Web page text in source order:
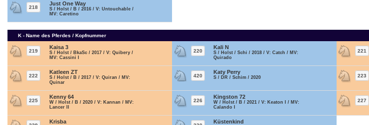
218
Just One Way
S / Holst / B / 2016 / V: Untouchable /
MV: Caretino
K - Name des Pferdes / Kopfnummer
219
Kaisa 3
S / Holst / BkaSc / 2017 / V: Quibery /
MV: Cassini I
220
Kali N
S / Holst / Schi / 2018 / V: Catch / MV:
Quirado
221
222
Katleen ZT
S / Holst / B / 2017 / V: Quiran / MV:
Quinar
420
Katy Perry
S / DR / Schim / 2020 223
225
Kenny 64
W / Holst / B / 2020 / V: Kannan / MV:
Lancer II
226
Kingston 72
W / Holst / B / 2021 / V: Keaton I / MV:
Calando I
227
Krisba Küstenkind